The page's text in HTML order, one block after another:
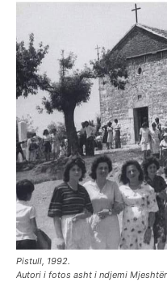
Pistull, 1992.
Autori i fotos asht i ndjemi